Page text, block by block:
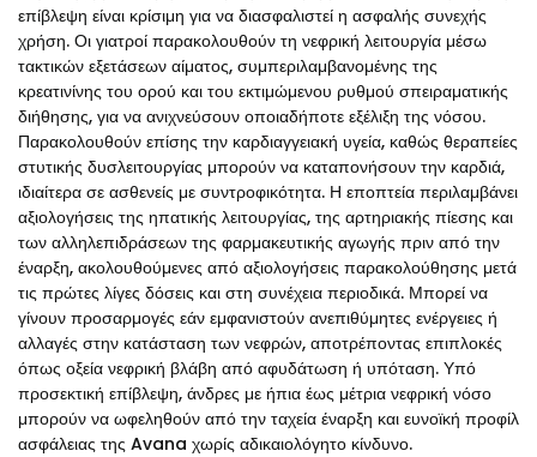
επίβλεψη είναι κρίσιμη για να διασφαλιστεί η ασφαλής συνεχής
χρήση. Οι γιατροί παρακολουθούν τη νεφρική λειτουργία μέσω
τακτικών εξετάσεων αίματος, συμπεριλαμβανομένης της
κρεατινίνης του ορού και του εκτιμώμενου ρυθμού σπειραματικής
διήθησης, για να ανιχνεύσουν οποιαδήποτε εξέλιξη της νόσου.
Παρακολουθούν επίσης την καρδιαγγειακή υγεία, καθώς θεραπείες
στυτικής δυσλειτουργίας μπορούν να καταπονήσουν την καρδιά,
ιδιαίτερα σε ασθενείς με συντροφικότητα. Η εποπτεία περιλαμβάνει
αξιολογήσεις της ηπατικής λειτουργίας, της αρτηριακής πίεσης και
των αλληλεπιδράσεων της φαρμακευτικής αγωγής πριν από την
έναρξη, ακολουθούμενες από αξιολογήσεις παρακολούθησης μετά
τις πρώτες λίγες δόσεις και στη συνέχεια περιοδικά. Μπορεί να
γίνουν προσαρμογές εάν εμφανιστούν ανεπιθύμητες ενέργειες ή
αλλαγές στην κατάσταση των νεφρών, αποτρέποντας επιπλοκές
όπως οξεία νεφρική βλάβη από αφυδάτωση ή υπόταση. Υπό
προσεκτική επίβλεψη, άνδρες με ήπια έως μέτρια νεφρική νόσο
μπορούν να ωφεληθούν από την ταχεία έναρξη και ευνοϊκή προφίλ
ασφάλειας της Avana χωρίς αδικαιολόγητο κίνδυνο.